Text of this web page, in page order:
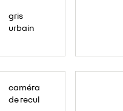
gris
urbain
caméra
de recul